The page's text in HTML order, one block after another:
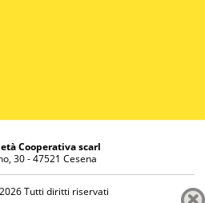
Cooperativa scarl
30 - 47521 Cesena
Tutti diritti riservati